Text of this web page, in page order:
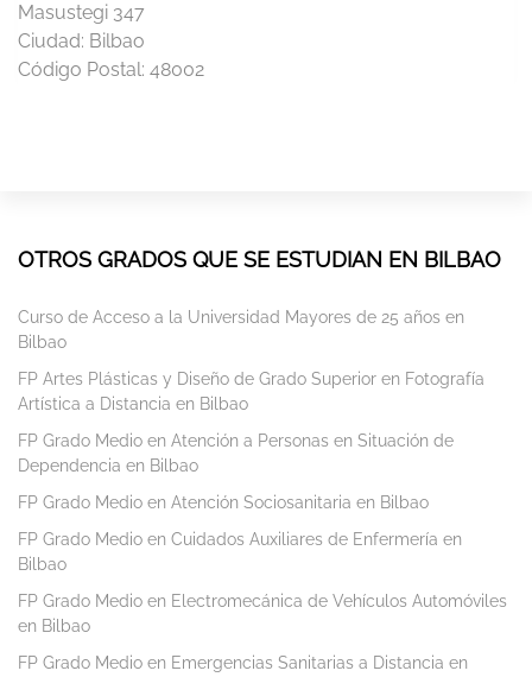
Masustegi 347
Ciudad: Bilbao
Código Postal: 48002
OTROS GRADOS QUE SE ESTUDIAN EN BILBAO
Curso de Acceso a la Universidad Mayores de 25 años en
Bilbao
FP Artes Plásticas y Diseño de Grado Superior en Fotografía
Artística a Distancia en Bilbao
FP Grado Medio en Atención a Personas en Situación de
Dependencia en Bilbao
FP Grado Medio en Atención Sociosanitaria en Bilbao
FP Grado Medio en Cuidados Auxiliares de Enfermería en
Bilbao
FP Grado Medio en Electromecánica de Vehículos Automóviles
en Bilbao
FP Grado Medio en Emergencias Sanitarias a Distancia en